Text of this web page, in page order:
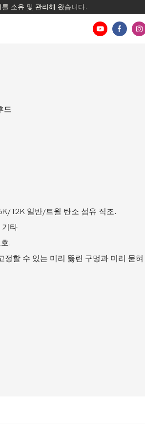
소유 및 관리해 왔습니다.
드
12K 일반/트윌 탄소 섬유 직조.
타
.
정할 수 있는 미리 뚫린 구멍과 미리 묻